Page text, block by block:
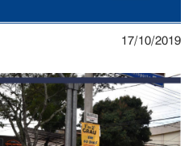
17/10/2019